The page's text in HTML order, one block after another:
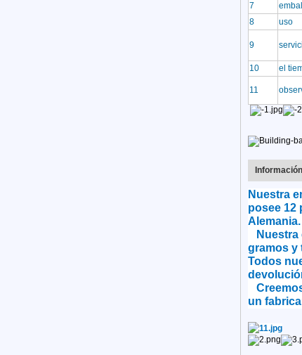
7
8
uso
9
10 el
11
Nuestra
posee 12
Nuestra
gramos y
Todos
un